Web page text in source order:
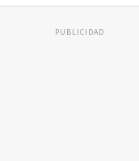
PUBLICIDAD